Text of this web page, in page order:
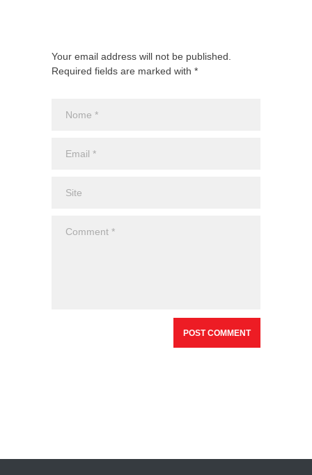
Your email address will not be published.
Required fields are marked with *